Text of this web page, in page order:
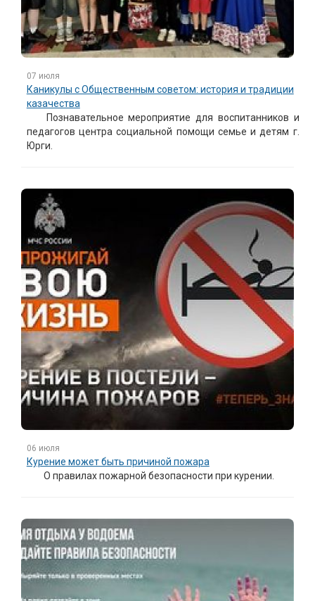
07 июля
Каникулы с Общественным советом: история и традиции
казачества
Познавательное мероприятие для воспитанников и
педагогов центра социальной помощи семье и детям г.
Юрги.
06 июля
Курение может быть причиной пожара
О правилах пожарной безопасности при курении.